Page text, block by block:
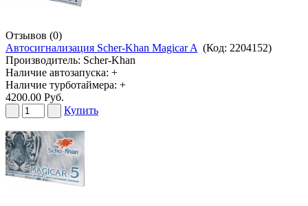
Отзывов (0)
Автосигнализация Scher-Khan Magicar A (Код: 2204152)
Производитель: Scher-Khan
Наличие автозапуска: +
Наличие турботаймера: +
4200.00 Руб.
Купить